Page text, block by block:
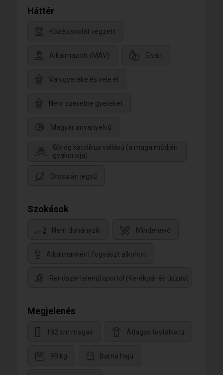
Háttér
Középiskolát végzett
Alkalmazott (MÁV) Elvált
Van gyereke és vele él
Nem szeretne gyereket
Magyar anyanyelvű
Görög katolikus vallású (a maga módján
gyakorolja)
Oroszlán jegyű
Szokások
Nem dohányzik Mindenevő
Alkalmanként fogyaszt alkoholt
Rendszertelenül sportol (Kerékpár és úszás)
Megjelenés
182 cm magas Átlagos testalkatú
99 kg Barna hajú